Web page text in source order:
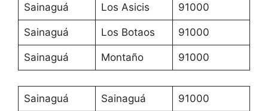
Sainaguá Los Asicis 91000
Sainaguá Los Botaos 91000
Sainaguá Montaño 91000
Sainaguá Sainaguá 91000